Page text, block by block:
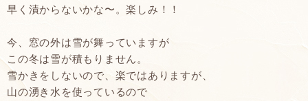
早く漬からないかな〜。楽しみ！！
今、窓の外は雪が舞っていますが
この冬は雪が積もりません。
雪かきをしないので、楽ではありますが、
山の湧き水を使っているので